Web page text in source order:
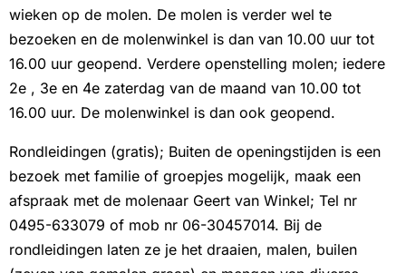
wieken op de molen. De molen is verder wel te
bezoeken en de molenwinkel is dan van 10.00 uur tot
16.00 uur geopend. Verdere openstelling molen; iedere
2e , 3e en 4e zaterdag van de maand van 10.00 tot
16.00 uur. De molenwinkel is dan ook geopend.
Rondleidingen (gratis); Buiten de openingstijden is een
bezoek met familie of groepjes mogelijk, maak een
afspraak met de molenaar Geert van Winkel; Tel nr
0495-633079 of mob nr 06-30457014. Bij de
rondleidingen laten ze je het draaien, malen, builen